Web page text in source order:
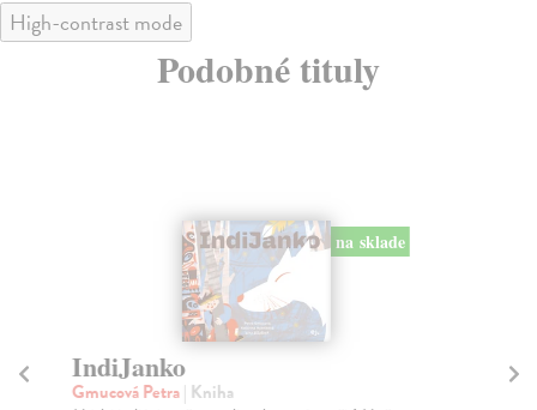
High-contrast mode
Podobné tituly
na sklade
IndiJanko
Gmucová Petra| Kniha